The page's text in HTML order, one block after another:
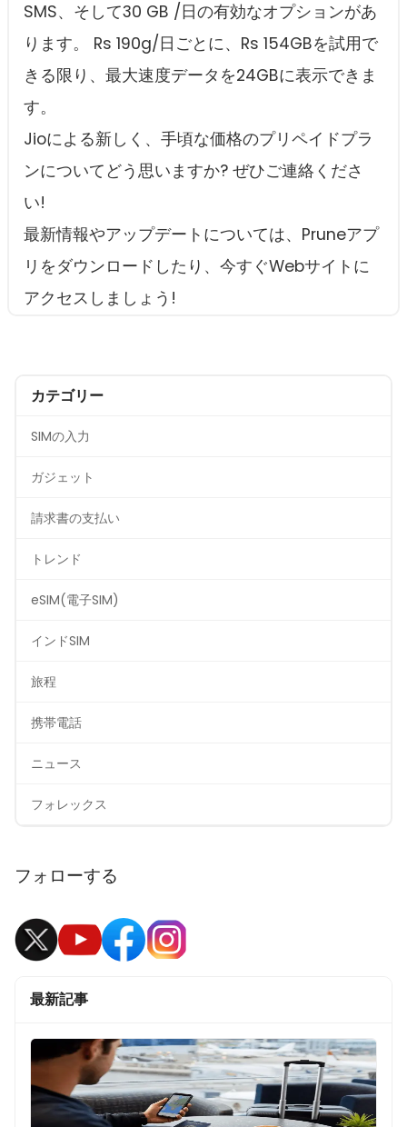
SMS、そして30 GB /日の有効なオプションがあ
ります。 Rs 190g/日ごとに、Rs 154GBを試用で
きる限り、最大速度データを24GBに表示できま
す。
Jioによる新しく、手頃な価格のプリペイドプラ
ンについてどう思いますか? ぜひご連絡くださ
い!
最新情報やアップデートについては、Pruneアプ
リをダウンロードしたり、今すぐWebサイトに
アクセスしましょう!
カテゴリー
SIMの入力
ガジェット
請求書の支払い
トレンド
eSIM(電子SIM)
インドSIM
旅程
携帯電話
ニュース
フォレックス
フォローする
最新記事